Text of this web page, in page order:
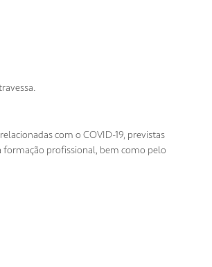
com o COVID-19, previstas
formação profissional, bem como pelo